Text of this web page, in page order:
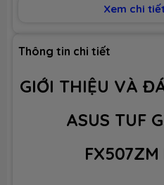
Dung lượng
Xem chi
Thông tin chi tiết
GIỚI THIỆU VÀ
ASUS TUF
FX507ZM